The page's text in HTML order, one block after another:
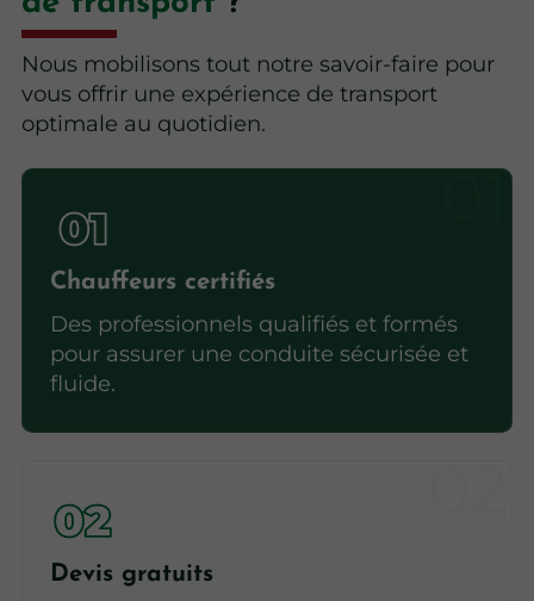
Nous mobilisons tout notre savoir-faire pour
vous offrir une expérience de transport
optimale au quotidien.
Chauffeurs certifiés
Des professionnels qualifiés et formés
pour assurer une conduite sécurisée et
fluide.
Devis gratuits